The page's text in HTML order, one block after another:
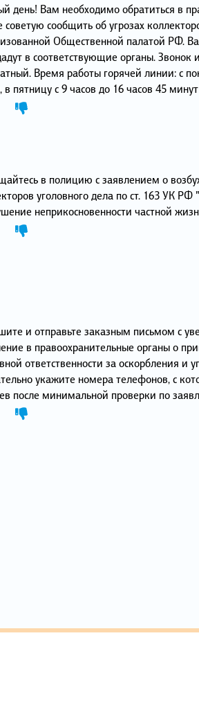
день! Вам необходимо обратиться в
советую сообщить об угрозах
Общественной палатой РФ.
в соответствующие органы. Звонок
Время работы горячей линии: с
в пятницу с 9 часов до 16 часов 45
в полицию с заявлением о
уголовного дела по ст. 163 УК
неприкосновенности частной
и отправьте заказным письмом с
в правоохранительные органы о
ответственности за оскорбления и
укажите номера телефонов, с
после минимальной проверки по